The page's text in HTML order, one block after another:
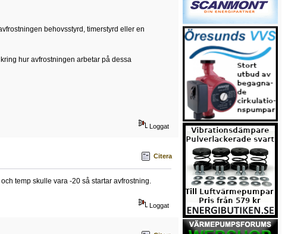
behovsstyrd, timerstyrd eller en
hur avfrostningen arbetar på dessa
Loggat
Citera
temp skulle vara -20 så startar avfrostning.
Loggat